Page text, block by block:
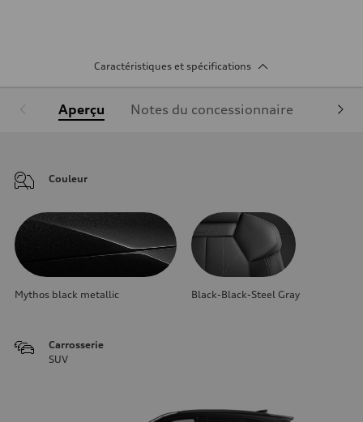
Caractéristiques et spécifications
Aperçu Notes du concessionnaire
Couleur
Mythos black metallic Black-Black-Steel Gray
Carrosserie
SUV